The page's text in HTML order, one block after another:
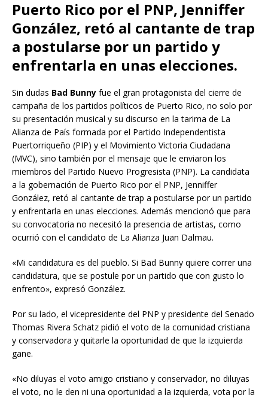
Puerto Rico por el PNP, Jenniffer
González, retó al cantante de trap
a postularse por un partido y
enfrentarla en unas elecciones.
Sin dudas Bad Bunny fue el gran protagonista del cierre de
campaña de los partidos políticos de Puerto Rico, no solo por
su presentación musical y su discurso en la tarima de La
Alianza de País formada por el Partido Independentista
Puertorriqueño (PIP) y el Movimiento Victoria Ciudadana
(MVC), sino también por el mensaje que le enviaron los
miembros del Partido Nuevo Progresista (PNP). La candidata
a la gobernación de Puerto Rico por el PNP, Jenniffer
González, retó al cantante de trap a postularse por un partido
y enfrentarla en unas elecciones. Además mencionó que para
su convocatoria no necesitó la presencia de artistas, como
ocurrió con el candidato de La Alianza Juan Dalmau.
«Mi candidatura es del pueblo. Si Bad Bunny quiere correr una
candidatura, que se postule por un partido que con gusto lo
enfrento», expresó González.
Por su lado, el vicepresidente del PNP y presidente del Senado
Thomas Rivera Schatz pidió el voto de la comunidad cristiana
y conservadora y quitarle la oportunidad de que la izquierda
gane.
«No diluyas el voto amigo cristiano y conservador, no diluyas
el voto, no le den ni una oportunidad a la izquierda, vota por la